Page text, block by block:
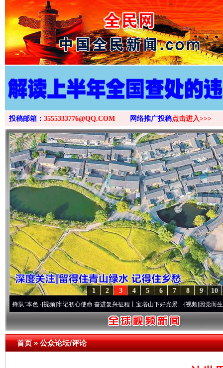
>
投稿邮箱： 3555333776@QQ.COM 网络推广投稿点击进入>>>
10
9
8
7
6
5
4
3
2
1
·[视频]牢记初心使命 奋进复兴征程丨宝塔山下好光景..·[视频]因党而生 为党而
首页»公众论坛/评论